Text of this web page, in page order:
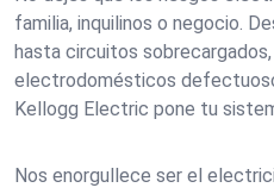
familia, inquilinos o negocio.
hasta circuitos sobrecargados,
electrodomésticos
Kellogg Electric pone tu
Nos enorgullece ser el